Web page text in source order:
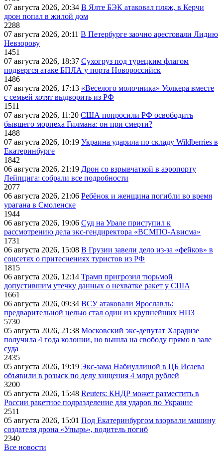
07 августа 2026, 20:34 В Ялте БЭК атаковал пляж, в Керчи
дрон попал в жилой дом
2288
07 августа 2026, 20:11 В Петербурге заочно арестовали Лидию
Невзорову
1451
07 августа 2026, 18:37 Сухогруз под турецким флагом
подвергся атаке БПЛА у порта Новороссийск
1486
07 августа 2026, 17:13 «Веселого молочника» Уолкера вместе
с семьей хотят выдворить из РФ
1511
07 августа 2026, 11:20 США попросили РФ освободить
бывшего морпеха Гилмана: он при смерти?
1488
07 августа 2026, 10:19 Украина ударила по складу Wildberries в
Екатеринбурге
1842
06 августа 2026, 21:19 Дрон со взрывчаткой в аэропорту
Лейпцига: собрали все подробности
2077
06 августа 2026, 21:06 Ребёнок и женщина погибли во время
урагана в Смоленске
1944
06 августа 2026, 19:06 Суд на Урале приступил к
рассмотрению дела экс-гендиректора «ВСМПО-Ависма»
1731
06 августа 2026, 15:08 В Грузии завели дело из-за «фейков» в
соцсетях о притеснениях туристов из РФ
1815
06 августа 2026, 12:14 Трамп пригрозил тюрьмой
допустившим утечку данных о нехватке ракет у США
1661
06 августа 2026, 09:34 ВСУ атаковали Ярославль:
предварительной целью стал один из крупнейших НПЗ
5730
05 августа 2026, 21:38 Московский экс-депутат Харадизе
получила 4 года колонии, но вышла на свободу прямо в зале
суда
2435
05 августа 2026, 19:19 Экс-зама Набиуллиной в ЦБ Исаева
объявили в розыск по делу хищения 4 млрд рублей
3200
05 августа 2026, 15:48 Reuters: КНДР может разместить в
России ракетное подразделение для ударов по Украине
2511
05 августа 2026, 15:01 Под Екатеринбургом взорвали машину
создателя дрона «Упырь», водитель погиб
2340
Все новости